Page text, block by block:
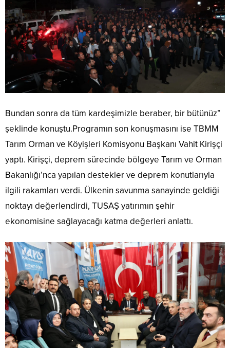
Bundan sonra da tüm kardeşimizle beraber, bir bütünüz”
şeklinde konuştu.Programın son konuşmasını ise TBMM
Tarım Orman ve Köyişleri Komisyonu Başkanı Vahit Kirişçi
yaptı. Kirişçi, deprem sürecinde bölgeye Tarım ve Orman
Bakanlığı’nca yapılan destekler ve deprem konutlarıyla
ilgili rakamları verdi. Ülkenin savunma sanayinde geldiği
noktayı değerlendirdi, TUSAŞ yatırımın şehir
ekonomisine sağlayacağı katma değerleri anlattı.